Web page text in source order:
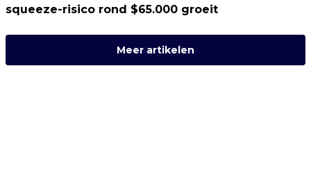
squeeze-risico rond $65.000 groeit
Meer artikelen